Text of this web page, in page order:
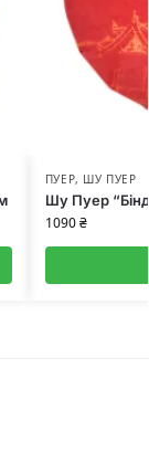
ПУЕР, ШУ ПУЕР
Шу Пуер
1090₴